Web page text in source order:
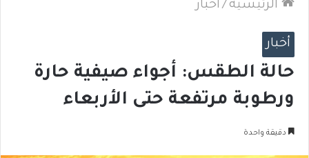
الرئيسية / أخبار
أخبار
حالة الطقس: أجواء صيفية حارة
ورطوبة مرتفعة حتى الأربعاء
دقيقة واحدة